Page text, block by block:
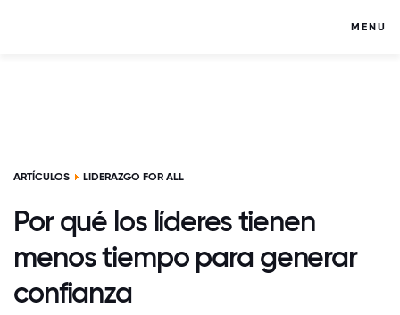
MENU
ARTÍCULOS LIDERAZGO FOR ALL
Por qué los líderes tienen
menos tiempo para generar
confianza